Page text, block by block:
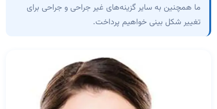
ما همچنین به سایر گزینه‌های غیر جراحی و جراحی برای
تغییر شکل بینی خواهیم پرداخت.